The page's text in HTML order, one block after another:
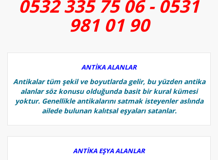
0532 335 75 06 - 0531
981 01 90
ANTİKA ALANLAR
Antikalar tüm şekil ve boyutlarda gelir, bu yüzden antika
alanlar söz konusu olduğunda basit bir kural kümesi
yoktur. Genellikle antikalarını satmak isteyenler aslında
ailede bulunan kalıtsal eşyaları satanlar.
ANTİKA EŞYA ALANLAR